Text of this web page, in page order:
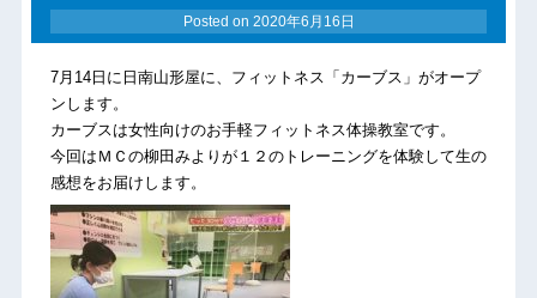
Posted on 2020年6月16日
7月14日に日南山形屋に、フィットネス「カーブス」がオープ
ンします。
カーブスは女性向けのお手軽フィットネス体操教室です。
今回はＭＣの柳田みよりが１２のトレーニングを体験して生の
感想をお届けします。